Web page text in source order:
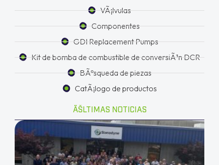
VÃ¡lvulas
Componentes
GDI Replacement Pumps
Kit de bomba de combustible de conversiÃ³n DCR
BÃºsqueda de piezas
CatÃ¡logo de productos
ÃŠLTIMAS NOTICIAS